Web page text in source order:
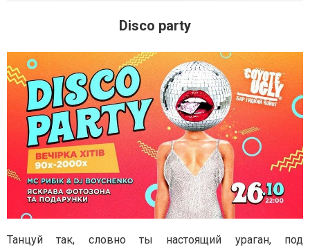
Disco party
Танцуй так, словно ты настоящий ураган, под